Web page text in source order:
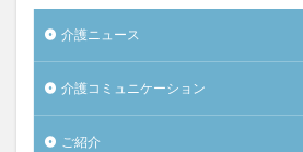
介護ニュース
介護コミュニケーション
ご紹介